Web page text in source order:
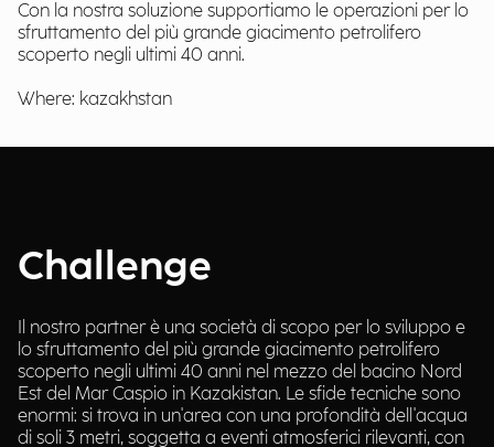
Con la nostra soluzione supportiamo le operazioni per lo
sfruttamento del più grande giacimento petrolifero
scoperto negli ultimi 40 anni.
Where: kazakhstan
Challenge
Il nostro partner è una società di scopo per lo sviluppo e
lo sfruttamento del più grande giacimento petrolifero
scoperto negli ultimi 40 anni nel mezzo del bacino Nord
Est del Mar Caspio in Kazakistan. Le sfide tecniche sono
enormi: si trova in un'area con una profondità dell'acqua
di soli 3 metri, soggetta a eventi atmosferici rilevanti, con